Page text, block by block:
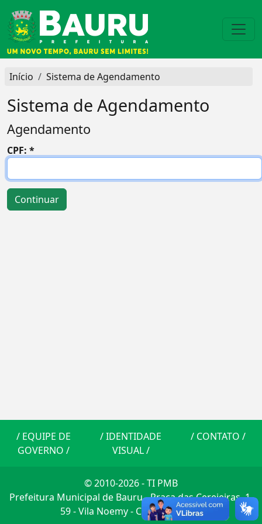
Início Sistema de Agendamento
Sistema de Agendamento
Agendamento
CPF: *
/ EQUIPE DE
GOVERNO /
/IDENTIDADE
VISUAL/
/ CONTATO /
© 2010-2026 - TI PMB
Prefeitura Municipal de Bauru - Praça das Cerejeiras, 1-
59 - Vila Noemy - CEP: 17014-900